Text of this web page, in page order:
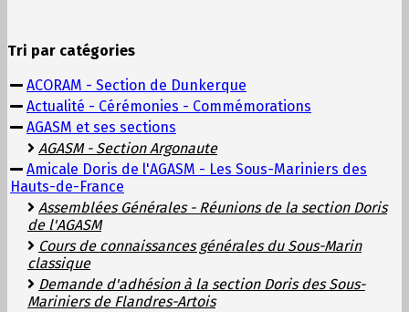
Tri par catégories
ACORAM - Section de Dunkerque
Actualité - Cérémonies - Commémorations
AGASM et ses sections
AGASM - Section Argonaute
Amicale Doris de l'AGASM - Les Sous-Mariniers des
Hauts-de-France
Assemblées Générales - Réunions de la section Doris
de l'AGASM
Cours de connaissances générales du Sous-Marin
classique
Demande d'adhésion à la section Doris des Sous-
Mariniers de Flandres-Artois